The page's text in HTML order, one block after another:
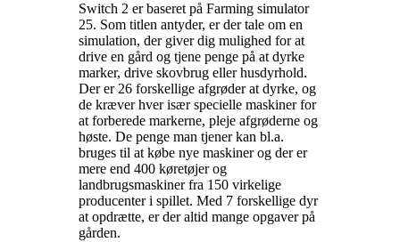
Switch 2 er baseret på Farming simulator
25. Som titlen antyder, er der tale om en
simulation, der giver dig mulighed for at
drive en gård og tjene penge på at dyrke
marker, drive skovbrug eller husdyrhold.
Der er 26 forskellige afgrøder at dyrke, og
de kræver hver især specielle maskiner for
at forberede markerne, pleje afgrøderne og
høste. De penge man tjener kan bl.a.
bruges til at købe nye maskiner og der er
mere end 400 køretøjer og
landbrugsmaskiner fra 150 virkelige
producenter i spillet. Med 7 forskellige dyr
at opdrætte, er der altid mange opgaver på
gården.